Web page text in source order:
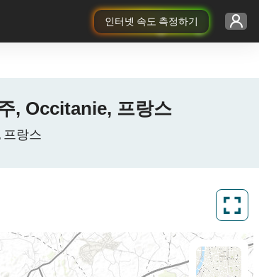
인터넷 속도 측정하기
, Occitanie, 프랑스
프랑스